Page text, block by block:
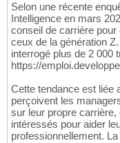
Selon une récente
Intelligence en mars
conseil de carrière
ceux de la génération
interrogé plus de 2 000
https://
Cette tendance est liée
perçoivent les
sur leur propre
intéressés pour aider
professionnellement.